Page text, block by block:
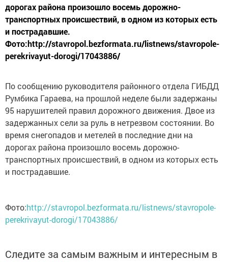
дорогах района произошло восемь дорожно-
транспортных происшествий, в одном из которых есть
и пострадавшие.
Фото:http://stavropol.bezformata.ru/listnews/stavropole-
perekrivayut-dorogi/17043886/
По сообщению руководителя районного отдела ГИБДД
Румбика Гараева, на прошлой неделе были задержаны
95 нарушителей правил дорожного движения. Двое из
задержанных сели за руль в нетрезвом состоянии. Во
время снегопадов и метелей в последние дни на
дорогах района произошло восемь дорожно-
транспортных происшествий, в одном из которых есть
и пострадавшие.
Фото:http://stavropol.bezformata.ru/listnews/stavropole-
perekrivayut-dorogi/17043886/
Следите за самым важным и интересным в